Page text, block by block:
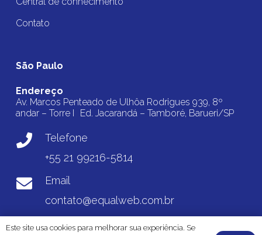
Contato
São Paulo
Endereço
Av. Marcos Penteado de Ulhôa Rodrigues 939, 8º
andar – Torre I Ed. Jacarandá – Tamboré, Barueri/SP
Telefone
+55 21 99216-5814
Email
contato@equalweb.com.br
Este site usa cookies para melhorar sua experiência. Se